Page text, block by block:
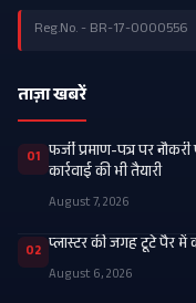
Reg.No. - BR-17-0000556
ताज़ा खबरें
01 फर्जी प्रमाण-पत्र पर
कार्रवाई की भी तैयारी
August 7, 2026
02 प्लास्टर की जगह टूटे पैर में
August 6, 2026